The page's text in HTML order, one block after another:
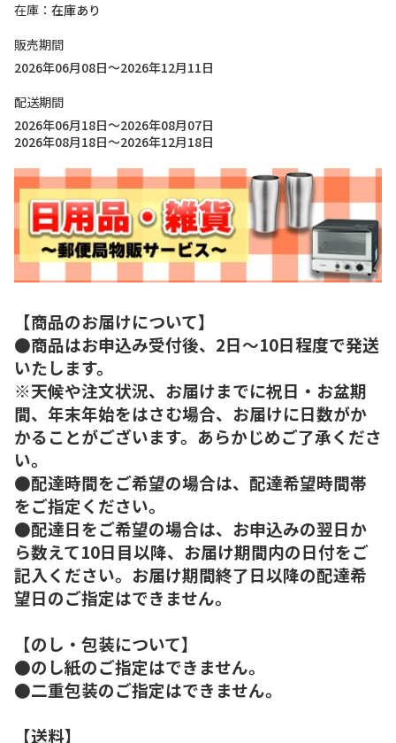
在庫
在庫あり
販売期間
2026年06月08日～2026年12月11日
配送期間
2026年06月18日～2026年08月07日
2026年08月18日～2026年12月18日
【商品のお届けについて】
●商品はお申込み受付後、2日～10日程度で発送
いたします。
※天候や注文状況、お届けまでに祝日・お盆期
間、年末年始をはさむ場合、お届けに日数がか
かることがございます。あらかじめご了承くださ
い。
●配達時間をご希望の場合は、配達希望時間帯
をご指定ください。
●配達日をご希望の場合は、お申込みの翌日か
ら数えて10日目以降、お届け期間内の日付をご
記入ください。お届け期間終了日以降の配達希
望日のご指定はできません。
【のし・包装について】
●のし紙のご指定はできません。
●二重包装のご指定はできません。
【送料】